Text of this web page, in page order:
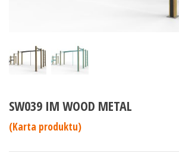
SW039 IM WOOD METAL
(Karta produktu)